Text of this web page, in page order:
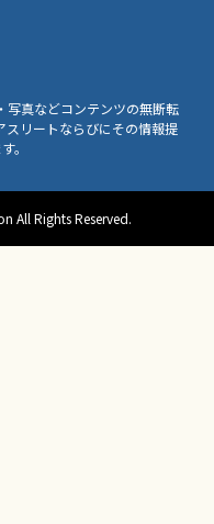
写真などコンテンツの無断転
スリートならびにその情報提
。
All Rights Reserved.